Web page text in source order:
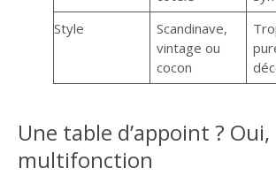
Style
Scandinave,
vintage ou
cocon
Une table d’appoint ?
multifonction